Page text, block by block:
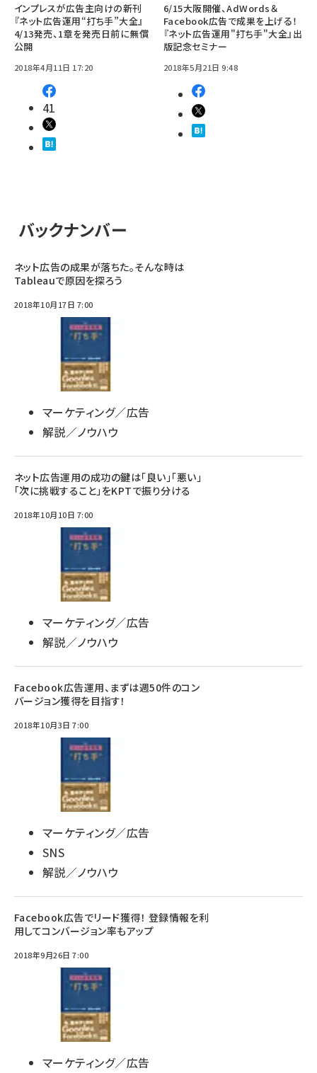
インプレスが広告主向けの新刊
『ネット広告運用“打ち手”大全』
4/13発売、1章を発売日前に無償
公開
2018年4月11日 17:20
41
6/15大阪開催、AdWords＆
Facebook広告で成果を上げる！
『ネット広告運用"打ち手"大全』出
版記念セミナー
2018年5月21日 9:48
バックナンバー
ネット広告の成果が落ちた。そんな時は
Tableauで原因を探ろう
2018年10月17日 7:00
マーケティング／広告
解説／ノウハウ
ネット広告運用の成功の鍵は「良い」「悪い」
「次に挑戦すること」をKPTで振り分ける
2018年10月10日 7:00
マーケティング／広告
解説／ノウハウ
Facebook広告運用、まずは週50件のコン
バージョン獲得を目指す！
2018年10月3日 7:00
マーケティング／広告
SNS
解説／ノウハウ
Facebook広告でリード獲得！ 登録情報を利
用してコンバージョン率もアップ
2018年9月26日 7:00
マーケティング／広告